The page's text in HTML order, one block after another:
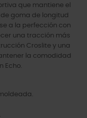
que mantiene el
goma de longitud
a la perfección con
una tracción más
Croslite y una
la comodidad
Echo.